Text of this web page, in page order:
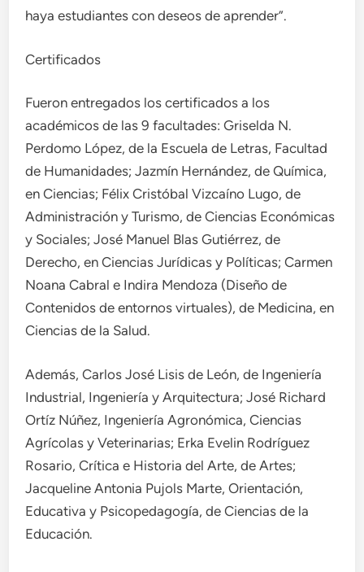
haya estudiantes con deseos de aprender”.
Certificados
Fueron entregados los certificados a los
académicos de las 9 facultades: Griselda N.
Perdomo López, de la Escuela de Letras, Facultad
de Humanidades; Jazmín Hernández, de Química,
en Ciencias; Félix Cristóbal Vizcaíno Lugo, de
Administración y Turismo, de Ciencias Económicas
y Sociales; José Manuel Blas Gutiérrez, de
Derecho, en Ciencias Jurídicas y Políticas; Carmen
Noana Cabral e Indira Mendoza (Diseño de
Contenidos de entornos virtuales), de Medicina, en
Ciencias de la Salud.
Además, Carlos José Lisis de León, de Ingeniería
Industrial, Ingeniería y Arquitectura; José Richard
Ortíz Núñez, Ingeniería Agronómica, Ciencias
Agrícolas y Veterinarias; Erka Evelin Rodríguez
Rosario, Crítica e Historia del Arte, de Artes;
Jacqueline Antonia Pujols Marte, Orientación,
Educativa y Psicopedagogía, de Ciencias de la
Educación.